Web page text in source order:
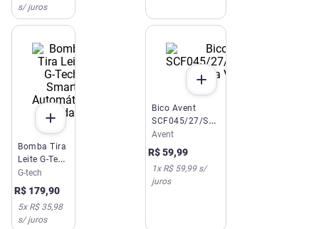
s/ juros
Bomba Tira
Leite G-Tech
Smart
Automática
1 Unidade
G-tech
R$ 179,90
5x R$ 35,98
s/ juros
Bico Avent
SCF045/27/SCY966/02
Pétala Variável
Avent
R$59,99
1x R$ 59,99s/
juros